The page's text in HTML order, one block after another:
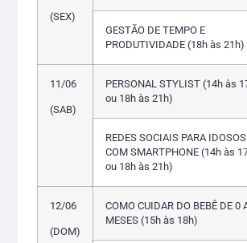
(SEX)
GESTÃO DE TEMPO E
PRODUTIVIDADE (18h às 21h)
11/06
(SAB)
PERSONAL STYLIST (14h às
ou 18h às 21h)
REDES SOCIAIS PARA IDOSOS
COM SMARTPHONE (14h às
ou 18h às 21h)
12/06
(DOM)
COMO CUIDAR DO BEBÊ DE 0
MESES (15h às 18h)